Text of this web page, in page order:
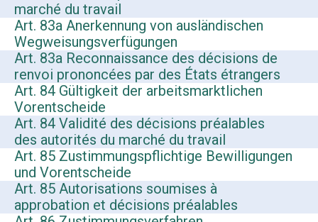
marché du travail
Art. 83a Anerkennung von ausländischen
Wegweisungsverfügungen
Art. 83a Reconnaissance des décisions de
renvoi prononcées par des États étrangers
Art. 84 Gültigkeit der arbeitsmarktlichen
Vorentscheide
Art. 84 Validité des décisions préalables
des autorités du marché du travail
Art. 85 Zustimmungspflichtige Bewilligungen
und Vorentscheide
Art. 85 Autorisations soumises à
approbation et décisions préalables